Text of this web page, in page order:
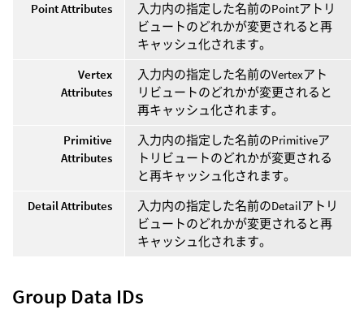
Point Attributes
入力内の指定した名前のPointアトリ
ビュートのどれかが変更されると再
キャッシュ化されます。
Vertex
Attributes
入力内の指定した名前のVertexアト
リビュートのどれかが変更されると
再キャッシュ化されます。
Primitive
Attributes
入力内の指定した名前のPrimitiveア
トリビュートのどれかが変更される
と再キャッシュ化されます。
Detail Attributes
入力内の指定した名前のDetailアトリ
ビュートのどれかが変更されると再
キャッシュ化されます。
Group Data IDs